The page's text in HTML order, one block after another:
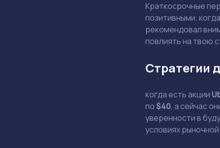
Краткосрочные
позитивными.
рекомендовал
повлиять на твою
Стратегии
когда есть акции
по $40, а сейчас
уверенности в
условиях